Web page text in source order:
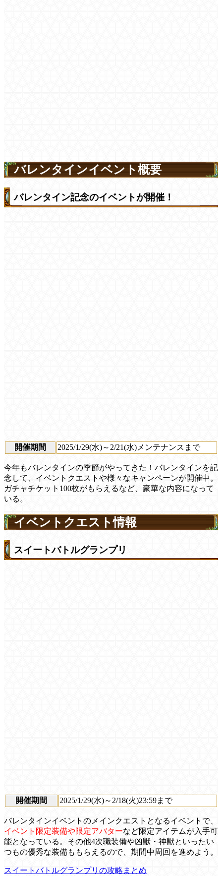
バレンタインイベント概要
バレンタイン記念のイベントが開催！
開催期間 2025/1/29(水)～2/21(水)メンテナンスまで
今年もバレンタインの季節がやってきた！バレンタインを記
念して、イベントクエストや様々なキャンペーンが開催中。
ガチャチケット100枚がもらえるなど、豪華な内容になって
いる。
イベントクエスト情報
スイートバトルグランプリ
開催期間 2025/1/29(水)～2/18(火)23:59まで
バレンタインイベントのメインクエストとなるイベントで、
イベント限定装備や限定アバターなど限定アイテムが入手可
能となっている。その他4次職装備や凶獣・神獣といったい
つもの優秀な装備ももらえるので、期間中周回を進めよう。
スイートバトルグランプリの攻略まとめ